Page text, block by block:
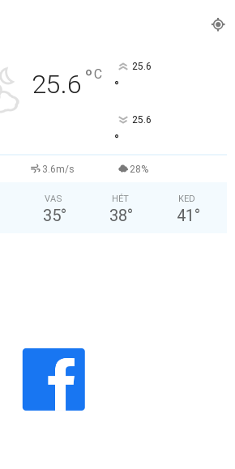
25.6 °C 25.6
°
25.6
°
3.6m/s 28%
VAS
35°
HÉT
38°
KED
41 °